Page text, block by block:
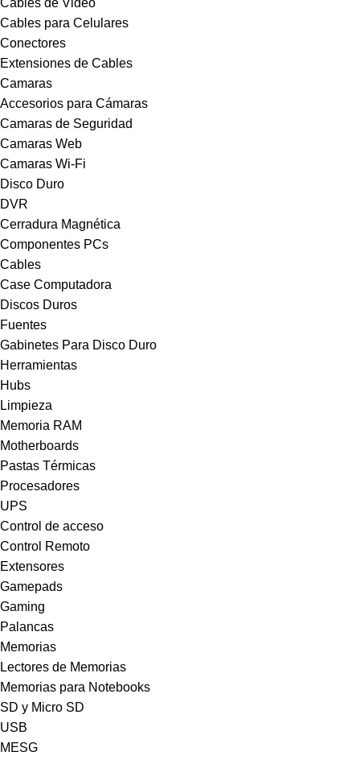
Cables de Video
Cables para Celulares
Conectores
Extensiones de Cables
Camaras
Accesorios para Cámaras
Camaras de Seguridad
Camaras Web
Camaras Wi-Fi
Disco Duro
DVR
Cerradura Magnética
Componentes PCs
Cables
Case Computadora
Discos Duros
Fuentes
Gabinetes Para Disco Duro
Herramientas
Hubs
Limpieza
Memoria RAM
Motherboards
Pastas Térmicas
Procesadores
UPS
Control de acceso
Control Remoto
Extensores
Gamepads
Gaming
Palancas
Memorias
Lectores de Memorias
Memorias para Notebooks
SD y Micro SD
USB
MESG